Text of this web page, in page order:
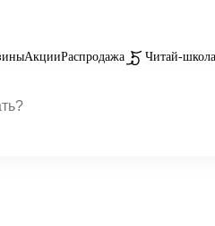
АкцииРаспродажа Читай-школа